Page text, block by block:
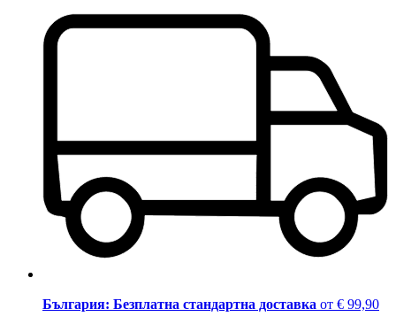
България: Безплатна стандартна доставка от € 99,90